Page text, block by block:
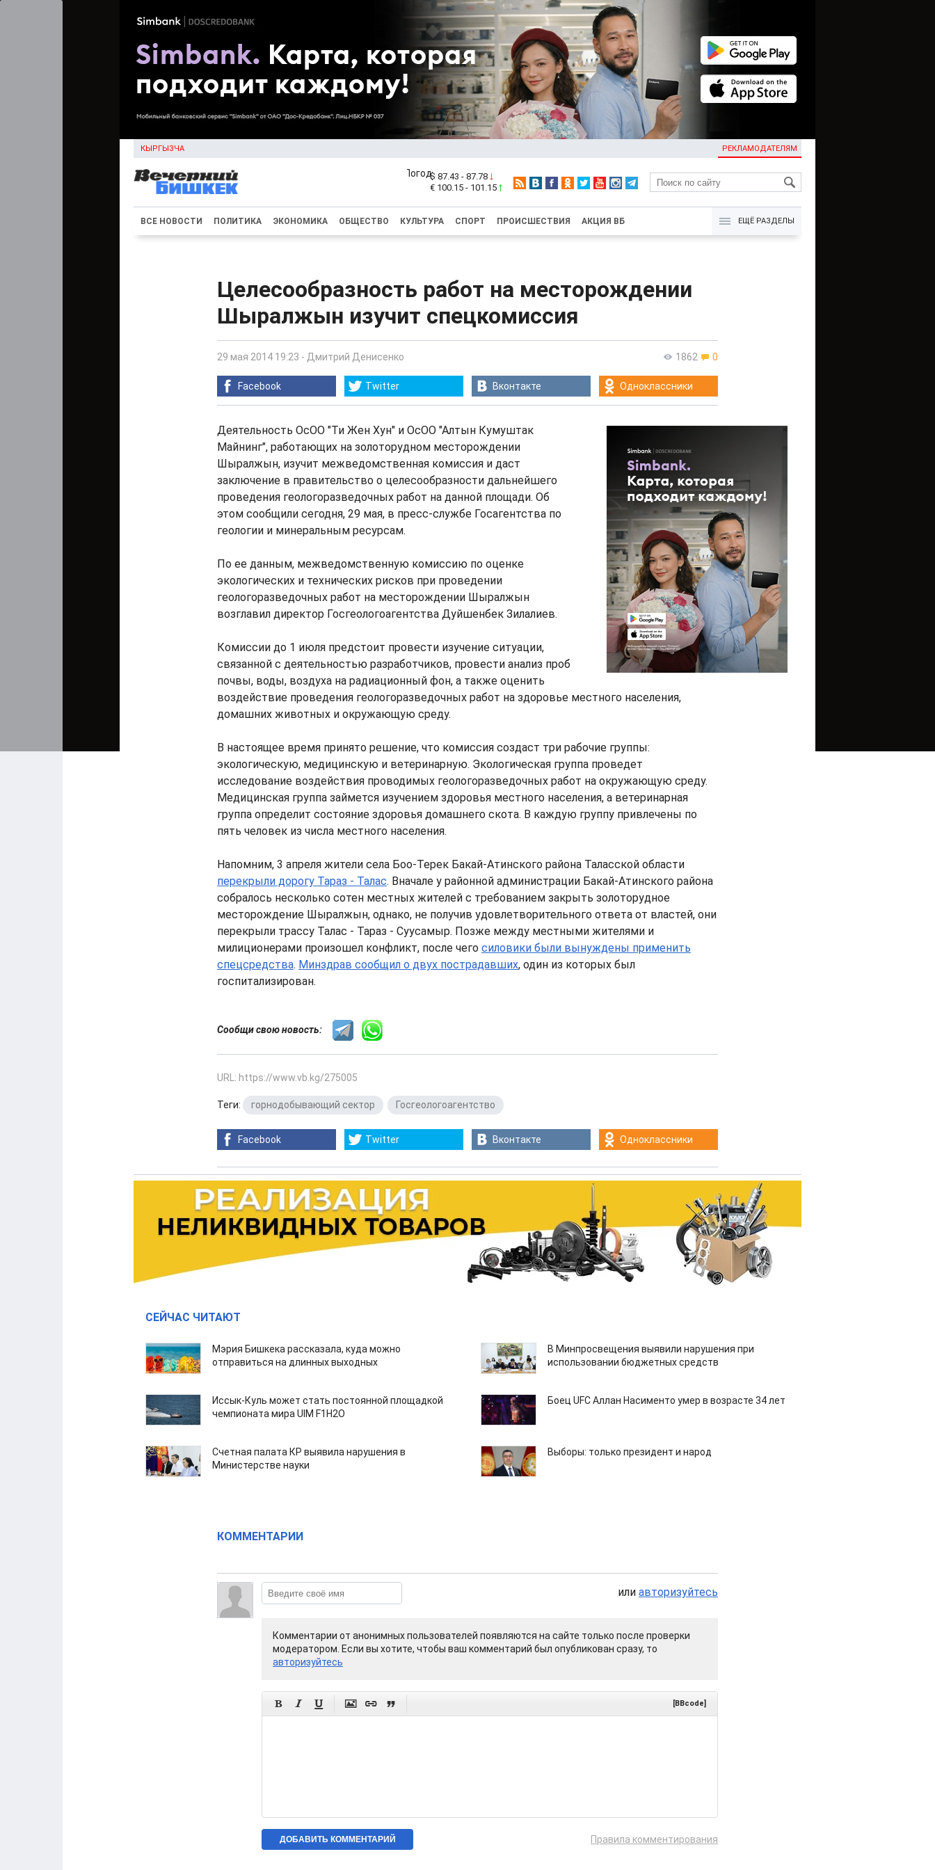
КЫРГЫЗЧА РЕКЛАМОДАТЕЛЯМ
KG
$ 87.43 - 87.78
€ 100.15 - 101.15
ВСЕ НОВОСТИ ПОЛИТИКА ЭКОНОМИКА ОБЩЕСТВО КУЛЬТУРА СПОРТ ПРОИСШЕСТВИЯ АКЦИЯ ВБ ЕЩЁ РАЗДЕЛЫ
Целесообразность работ на месторождении
Шыралжын изучит спецкомиссия
1862 0
29 мая 2014 19:23 - Дмитрий Денисенко
Facebook Twitter Вконтакте Одноклассники
Деятельность ОсОО "Ти Жен Хун" и ОсОО "Алтын Кумуштак
Майнинг", работающих на золоторудном месторождении
Шыралжын, изучит межведомственная комиссия и даст
заключение в правительство о целесообразности дальнейшего
проведения геологоразведочных работ на данной площади. Об
этом сообщили сегодня, 29 мая, в пресс-службе Госагентства по
геологии и минеральным ресурсам.
По ее данным, межведомственную комиссию по оценке
экологических и технических рисков при проведении
геологоразведочных работ на месторождении Шыралжын
возглавил директор Госгеологоагентства Дуйшенбек Зилалиев.
Комиссии до 1 июля предстоит провести изучение ситуации,
связанной с деятельностью разработчиков, провести анализ проб
почвы, воды, воздуха на радиационный фон, а также оценить
воздействие проведения геологоразведочных работ на здоровье местного населения,
домашних животных и окружающую среду.
В настоящее время принято решение, что комиссия создаст три рабочие группы:
экологическую, медицинскую и ветеринарную. Экологическая группа проведет
исследование воздействия проводимых геологоразведочных работ на окружающую среду.
Медицинская группа займется изучением здоровья местного населения, а ветеринарная
группа определит состояние здоровья домашнего скота. В каждую группу привлечены по
пять человек из числа местного населения.
Напомним, 3 апреля жители села Боо-Терек Бакай-Атинского района Таласской области
перекрыли дорогу Тараз - Талас. Вначале у районной администрации Бакай-Атинского района
собралось несколько сотен местных жителей с требованием закрыть золоторудное
месторождение Шыралжын, однако, не получив удовлетворительного ответа от властей, они
перекрыли трассу Талас - Тараз - Суусамыр. Позже между местными жителями и
милиционерами произошел конфликт, после чего силовики были вынуждены применить
спецсредства. Минздрав сообщил о двух пострадавших, один из которых был
госпитализирован.
Сообщи свою новость:
URL: https://www.vb.kg/275005
Теги: горнодобывающий сектор Госгеологоагентство
Facebook Twitter Вконтакте Одноклассники
СЕЙЧАС ЧИТАЮТ
Мэрия Бишкека рассказала, куда можно
отправиться на длинных выходных
В Минпросвещения выявили нарушения при
использовании бюджетных средств
Иссык-Куль может стать постоянной площадкой
чемпионата мира UIM F1H2O
Боец UFC Аллан Насименто умер в возрасте 34 лет
Счетная палата КР выявила нарушения в
Министерстве науки
Выборы: только президент и народ
КОММЕНТАРИИ
или авторизуйтесь
Комментарии от анонимных пользователей появляются на сайте только после проверки
модератором. Если вы хотите, чтобы ваш комментарий был опубликован сразу, то
авторизуйтесь
      [BBcode]
Правила комментирования